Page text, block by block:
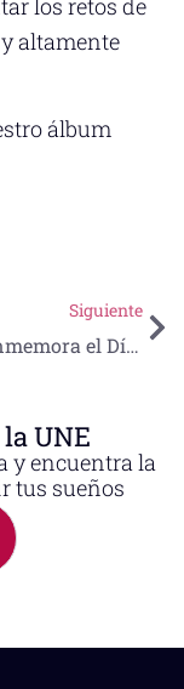
los retos de
altamente
álbum
Siguiente
UNE conmemora el Día Internacional de las Personas con Discapacidad con la conferencia “Capacidad sin límites: una mirada desde la inclusión”
UNE
y encuentra la
tus sueños